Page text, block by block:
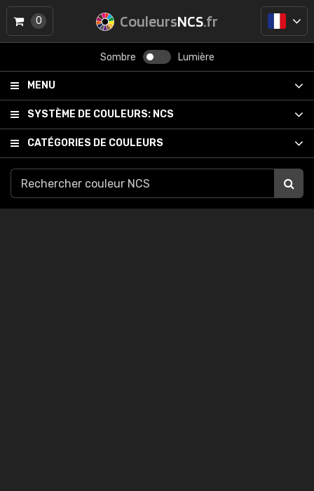
CouleursNCS.fr
Sombre Lumière
MENU
SYSTÈME DE COULEURS: NCS
CATÉGORIES DE COULEURS
0